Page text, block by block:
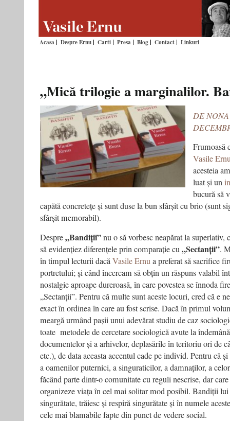
Acasa Despre Ernu Carti Presa Blog Contact Linkuri
„Mică trilogie a marginalilor.
DE
Frumoasă
Vasile
acesteia
luat și un
bucură să
capătă concretețe și sunt duse la bun sfârșit cu brio (sunt
sfârșit memorabil).
Despre„Bandiții”nu o să vorbesc neapărat la superlativ,
să evidențiez diferențele prin comparație cu„Sectanții”.
în timpul lecturii dacăVasile Ernua preferat să sacrifice
portretului; și când încercam să obțin un răspuns valabil
nostalgie aproape dureroasă, în care povestea se înnoda
„Sectanții”. Pentru că multe sunt aceste locuri, cred că e
exact în ordinea în care au fost scrise. Dacă în primul
meargă urmând pașii unui adevărat studiu de caz
toate metodele de cercetare sociologică avute la
documentelor și a arhivelor, deplasările în teritoriu ori de
etc.), de data aceasta accentul cade pe individ. Pentru că
a oamenilor puternici, a singuraticilor, a damnaților, a
făcând parte dintr-o comunitate cu reguli nescrise, dar
organizeze viața în cel mai solitar mod posibil. Bandiții
singurătate, trăiesc și respiră singurătate și în numele
cele mai blamabile fapte din punct de vedere social.